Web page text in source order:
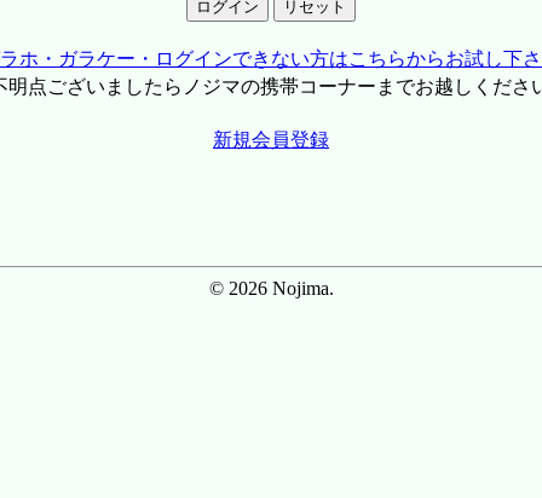
ホ・ガラケー・ログインできない方はこちらからお試し下
点ございましたらノジマの携帯コーナーまでお越しくださ
新規会員登録
© 2026 Nojima.